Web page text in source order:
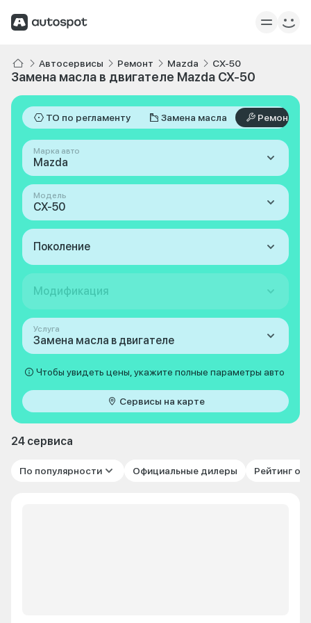
Автосервисы Ремонт Mazda CX-50
Замена масла в двигателе Mazda CX-50
ТО по регламенту Замена масла Ремонт
Марка авто
Mazda
Модель
CX-50
Поколение
Модификация
Услуга
Замена масла в двигателе
Чтобы увидеть цены, укажите полные параметры авто
Сервисы на карте
24 сервиса
По популярности Официальные дилеры Рейтинг